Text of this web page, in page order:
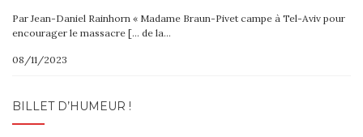
Par Jean-Daniel Rainhorn « Madame Braun-Pivet campe à Tel-Aviv pour
encourager le massacre [… de la…
08/11/2023
BILLET D’HUMEUR !